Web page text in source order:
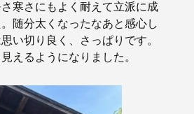
寒さにもよく耐えて立派に成
随分太くなったなあと感心し
い切り良く、さっぱりです。
えるようになりました。